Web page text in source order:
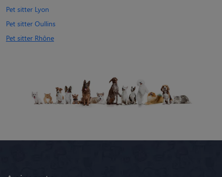
Pet sitter Lyon
Pet sitter Oullins
Pet sitter Rhône